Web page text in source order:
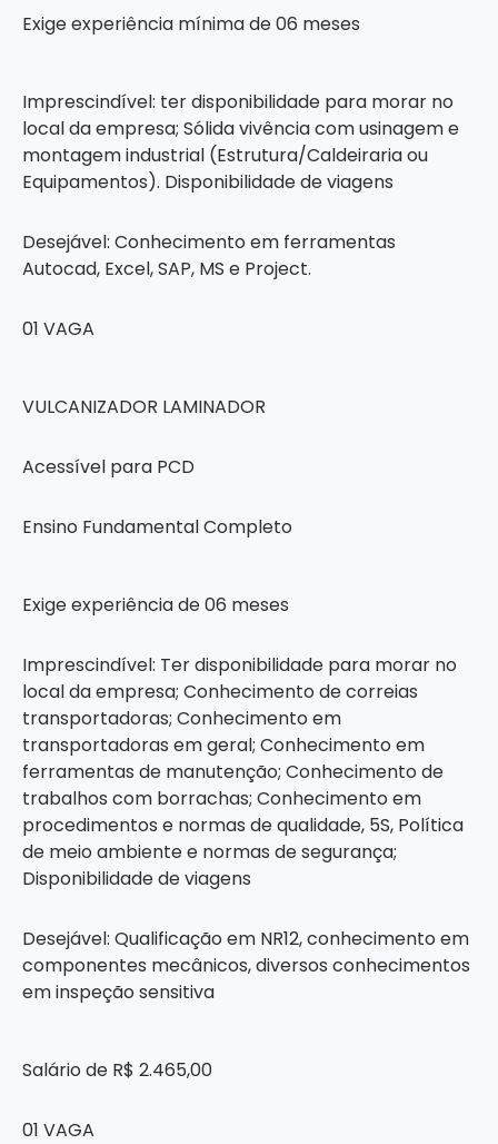
Exige experiência mínima de 06 meses
Imprescindível: ter disponibilidade para morar no
local da empresa; Sólida vivência com usinagem e
montagem industrial (Estrutura/Caldeiraria ou
Equipamentos). Disponibilidade de viagens
Desejável: Conhecimento em ferramentas
Autocad, Excel, SAP, MS e Project.
01 VAGA
VULCANIZADOR LAMINADOR
Acessível para PCD
Ensino Fundamental Completo
Exige experiência de 06 meses
Imprescindível: Ter disponibilidade para morar no
local da empresa; Conhecimento de correias
transportadoras; Conhecimento em
transportadoras em geral; Conhecimento em
ferramentas de manutenção; Conhecimento de
trabalhos com borrachas; Conhecimento em
procedimentos e normas de qualidade, 5S, Política
de meio ambiente e normas de segurança;
Disponibilidade de viagens
Desejável: Qualificação em NR12, conhecimento em
componentes mecânicos, diversos conhecimentos
em inspeção sensitiva
Salário de R$ 2.465,00
01 VAGA